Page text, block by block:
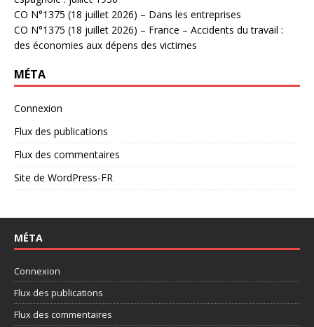
CO N°1375 (18 juillet 2026) – Dans les entreprises
CO N°1375 (18 juillet 2026) – France – Accidents du travail :
des économies aux dépens des victimes
MÉTA
Connexion
Flux des publications
Flux des commentaires
Site de WordPress-FR
MÉTA
Connexion
Flux des publications
Flux des commentaires